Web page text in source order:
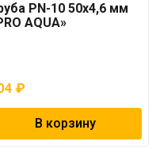
PN-10 50х4,6 мм
AQUA»
₽
В корзину